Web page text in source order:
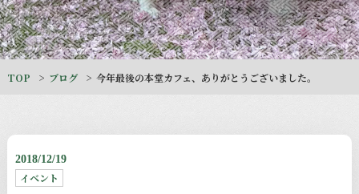
TOP ブログ 今年最後の本堂カフェ、ありがとうございました。
2018/12/19
イベント